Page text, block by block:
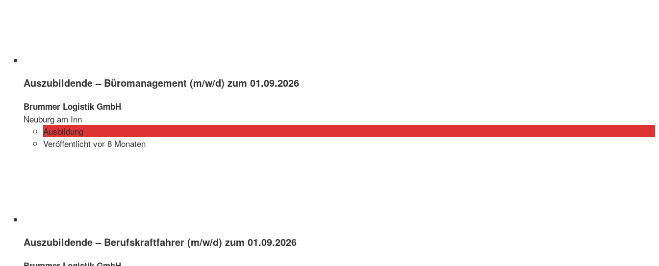
Auszubildende – Büromanagement (m/w/d) zum 01.09.2026
Brummer Logistik GmbH
Neuburg am Inn
Ausbildung
Veröffentlicht vor 8 Monaten
Auszubildende – Berufskraftfahrer (m/w/d) zum 01.09.2026